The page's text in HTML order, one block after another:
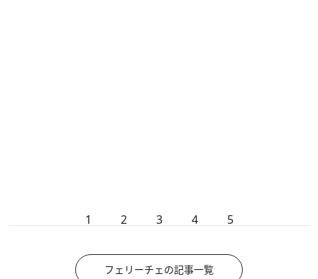
1 2 3 4 5
フェリーチェの記事一覧